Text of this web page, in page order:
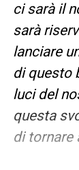
ci sarà il
sarà
lanciare
di questo
luci del
questa
di tornare